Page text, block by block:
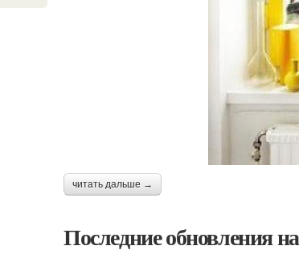
читать дальше →
Последние обновления